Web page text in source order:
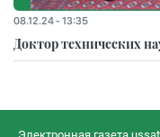
08.12.24 - 13:35
Доктор технических